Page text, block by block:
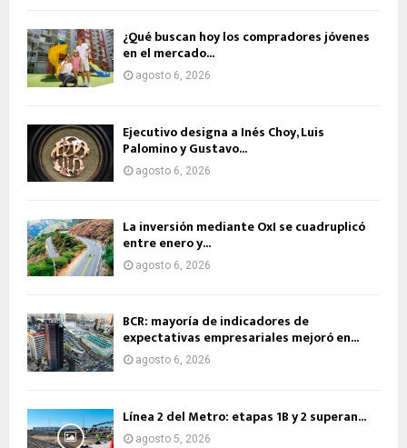
¿Qué buscan hoy los compradores jóvenes
en el mercado...
agosto 6, 2026
Ejecutivo designa a Inés Choy, Luis
Palomino y Gustavo...
agosto 6, 2026
La inversión mediante OxI se cuadruplicó
entre enero y...
agosto 6, 2026
BCR: mayoría de indicadores de
expectativas empresariales mejoró en...
agosto 6, 2026
Línea 2 del Metro: etapas 1B y 2 superan...
agosto 5, 2026